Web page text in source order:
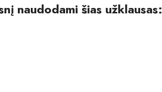
naudodami šias užklausas: